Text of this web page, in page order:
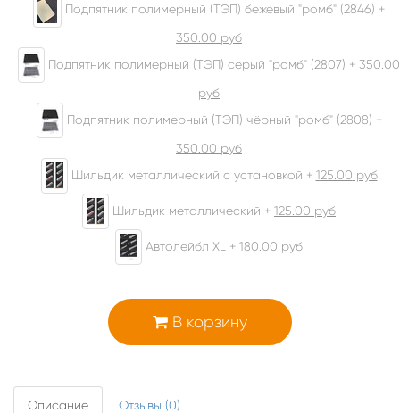
Подпятник полимерный (ТЭП) бежевый "ромб" (2846) +
350.00 руб
Подпятник полимерный (ТЭП) серый "ромб" (2807) + 350.00
руб
Подпятник полимерный (ТЭП) чёрный "ромб" (2808) +
350.00 руб
Шильдик металлический с установкой + 125.00 руб
Шильдик металлический + 125.00 руб
Автолейбл XL + 180.00 руб
В корзину
Описание Отзывы (0)